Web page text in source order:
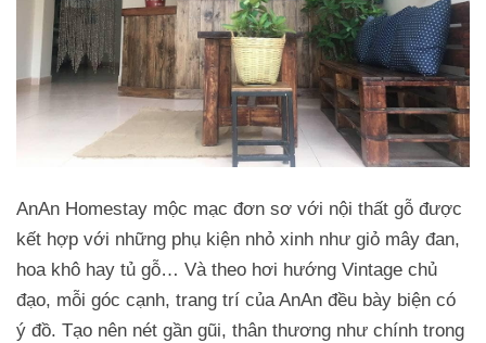
AnAn Homestay mộc mạc đơn sơ với nội thất gỗ được
kết hợp với những phụ kiện nhỏ xinh như giỏ mây đan,
hoa khô hay tủ gỗ… Và theo hơi hướng Vintage chủ
đạo, mỗi góc cạnh, trang trí của AnAn đều bày biện có
ý đồ. Tạo nên nét gần gũi, thân thương như chính trong